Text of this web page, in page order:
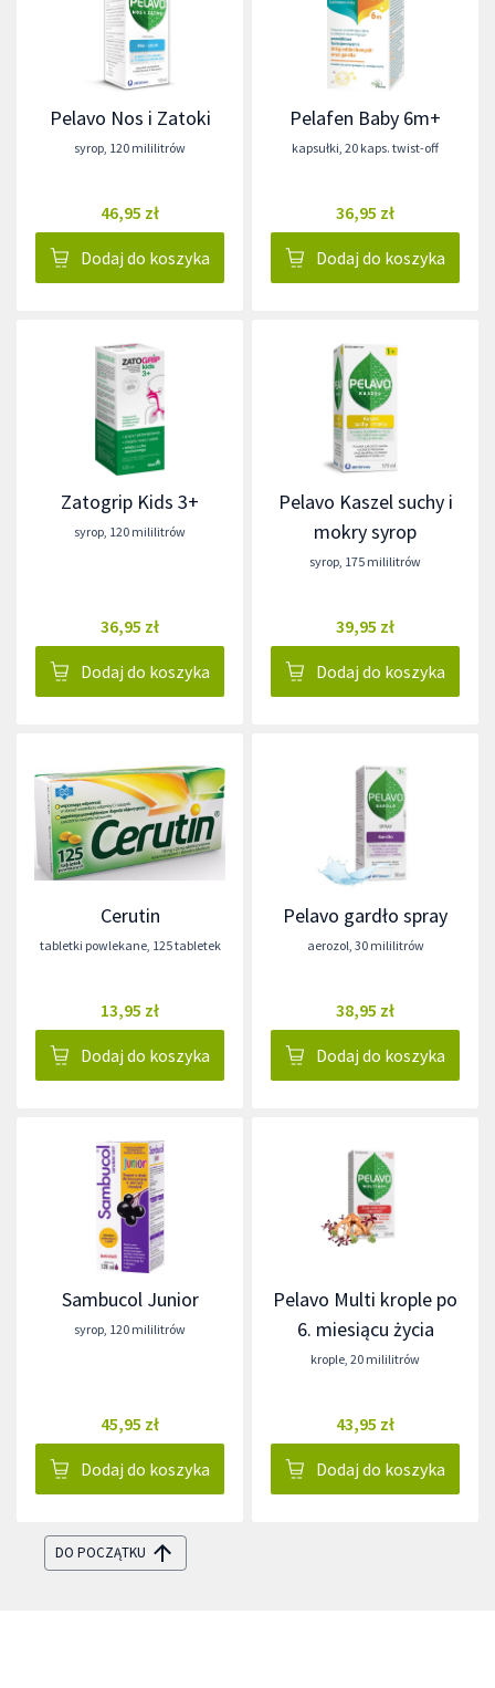
Pelavo Nos i Zatoki
syrop, 120 mililitrów
46,95 zł
Dodaj do koszyka
Pelafen Baby 6m+
kapsułki, 20 kaps. twist-off
36,95 zł
Dodaj do koszyka
Zatogrip Kids 3+
syrop, 120 mililitrów
36,95 zł
Dodaj do koszyka
Pelavo Kaszel suchy i
mokry syrop
syrop, 175 mililitrów
39,95 zł
Dodaj do koszyka
Cerutin
tabletki powlekane, 125 tabletek
13,95 zł
Dodaj do koszyka
Pelavo gardło spray
aerozol, 30 mililitrów
38,95 zł
Dodaj do koszyka
Sambucol Junior
syrop, 120 mililitrów
45,95 zł
Dodaj do koszyka
Pelavo Multi krople po
6. miesiącu życia
krople, 20 mililitrów
43,95 zł
Dodaj do koszyka
DO POCZĄTKU